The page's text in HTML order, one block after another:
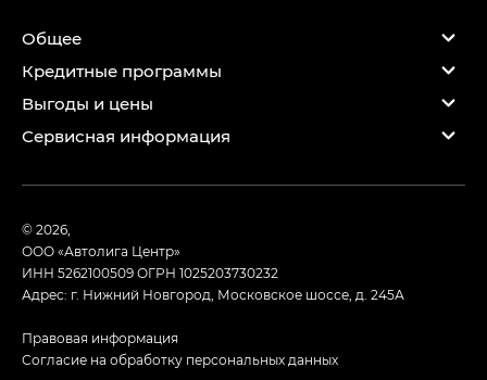
Общее
Кредитные программы
Выгоды и цены
Сервисная информация
© 2026,
ООО «Автолига Центр»
ИНН 5262100509ОГРН 1025203730232
Адрес: г. Нижний Новгород, Московское шоссе, д. 245А
Правовая информация
Согласие на обработку персональных данных